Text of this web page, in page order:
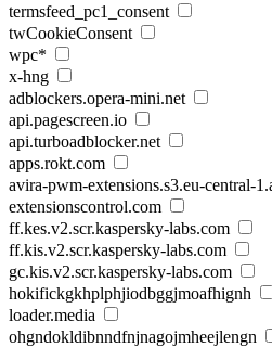
termsfeed_pc1_consent
twCookieConsent
wpc*
x-hng
adblockers.opera-mini.net
api.pagescreen.io
api.turboadblocker.net
apps.rokt.com
avira-pwm-extensions.s3.eu-central-
extensionscontrol.com
ff.kes.v2.scr.kaspersky-labs.com
ff.kis.v2.scr.kaspersky-labs.com
gc.kis.v2.scr.kaspersky-labs.com
hokifickgkhplphjiodbggjmoafhignh
loader.media
ohgndokldibnndfnjnagojmheejlengn